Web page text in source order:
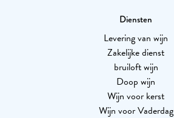
Diensten
Levering van wijn
Zakelijke dienst
bruiloft wijn
Doop wijn
Wijn voor kerst
Wijn voor Vaderdag